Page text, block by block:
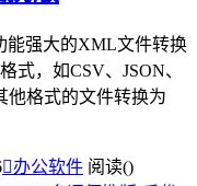
能强大的XML文件转换
式，如CSV、JSON、
他格式的文件转换为
办公软件 阅读()